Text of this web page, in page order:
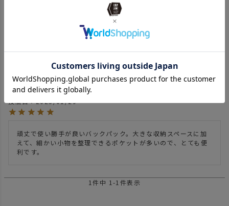
40,700
5.00
1件中 1-1 件表示
SAM
1
40代
投稿日
2025/01/29
頑丈で使い勝手が良いバックパック。大きな収納スペースに加
えて、細かい小物を整理できるポケットが多いので、とても便
利です。
1件中 1 -1 件表示